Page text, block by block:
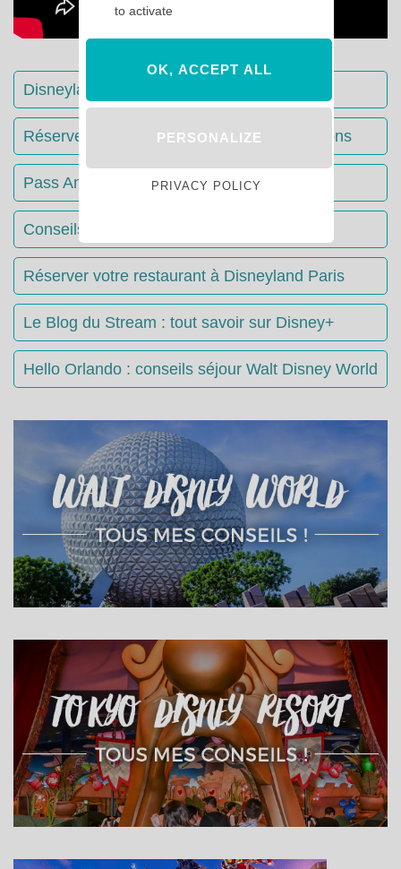
Disneyland Paris : Le guide complet
Réserver votre séjour : toutes les informations
Pass Annuels Disney : informations
Conseils & Astuces Disneyland Paris
Réserver votre restaurant à Disneyland Paris
Le Blog du Stream : tout savoir sur Disney+
Hello Orlando : conseils séjour Walt Disney World
to activate
OK, ACCEPT ALL
PERSONALIZE
PRIVACY POLICY